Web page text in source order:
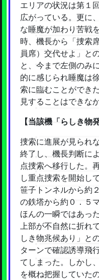
エリアの状況は第１
広がっている。更に
な睡魔が加わり苦戦
時、機長から「捜索
員席）交代せよ」と
と、今まで左側のみ
的に感じられ睡魔は
索に臨むことができ
見することはできな
【当該機「らしき物
捜索に進展が見られ
終了し、機長判断に
点捜索へ移行した。
し重点捜索を開始し
笹子トンネルから約
の鉄塔から約０．５
ほんの一瞬ではあっ
上部が不自然に折れ
しき物兆候あり」と
ターンで確認誘導飛
てしまった。しかし
を概ね把握していた